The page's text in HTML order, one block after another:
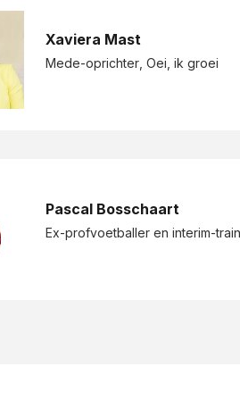
Xaviera Mast
Mede-oprichter , Oei, ik groei
Pascal Bosschaart
Ex-profvoetballer en interim-